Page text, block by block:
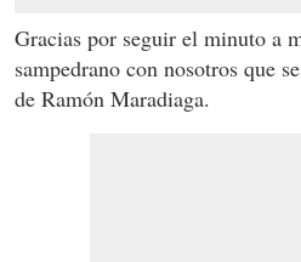
Gracias por seguir el minuto a
sampedrano con nosotros que
de Ramón Maradiaga.